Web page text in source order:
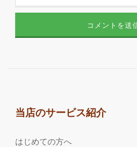
当店のサービス紹介
はじめての方へ